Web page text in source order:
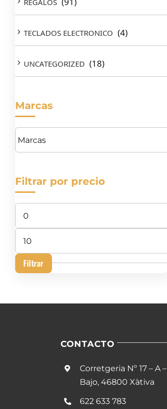
REGALOS
TECLADOS ELECTRONICO (4)
UNCATEGORIZED (18)
Marcas
Filtrar por precio
Precio
mínimo
Precio
máximo
Filtrar
CONTACTO
Corretgeria Nº 17 – A –
Bajo, 46800 Xàtiva
622 633 783